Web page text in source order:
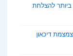
להצלחת
דיכאון